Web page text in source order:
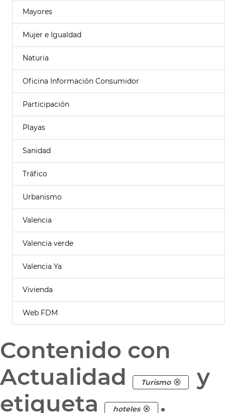
Mayores
Mujer e Igualdad
Naturia
Oficina Información Consumidor
Participación
Playas
Sanidad
Tráfico
Urbanismo
Valencia
Valencia verde
Valencia Ya
Vivienda
Web FDM
Contenido con
Actualidad
Turismo
y
etiqueta
hoteles .